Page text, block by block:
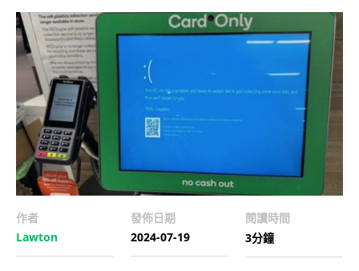
作者
Lawton
發佈日期
2024-07-19
閱讀時間
3分鐘